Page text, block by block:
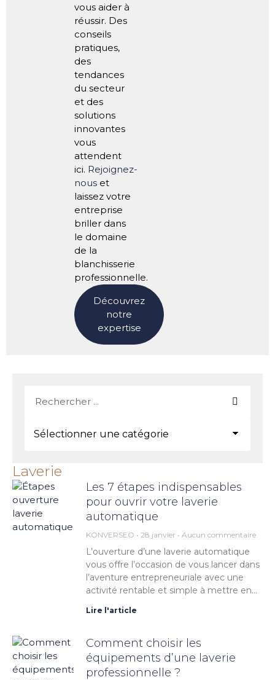
vous aider à
réussir. Des
conseils
pratiques,
des
tendances
du secteur
et des
solutions
innovantes
vous
attendent
ici. Rejoignez-
nous et
laissez votre
entreprise
briller dans
le domaine
de la
blanchisserie
professionnelle.
Découvrez
notre
expertise
Laverie
Les 7 étapes indispensables
pour ouvrir votre laverie
automatique
KONVERSEO 28 janvier Aucun commentaire
L’ouverture d’une laverie automatique
vous offre l’occasion de vous lancer dans
l’aventure entrepreneuriale avec une
activité rentable et simple à mettre en
création d’entreprise, l’ouverture d’une
Lire l'article
Comment choisir les
équipements d’une laverie
professionnelle ?